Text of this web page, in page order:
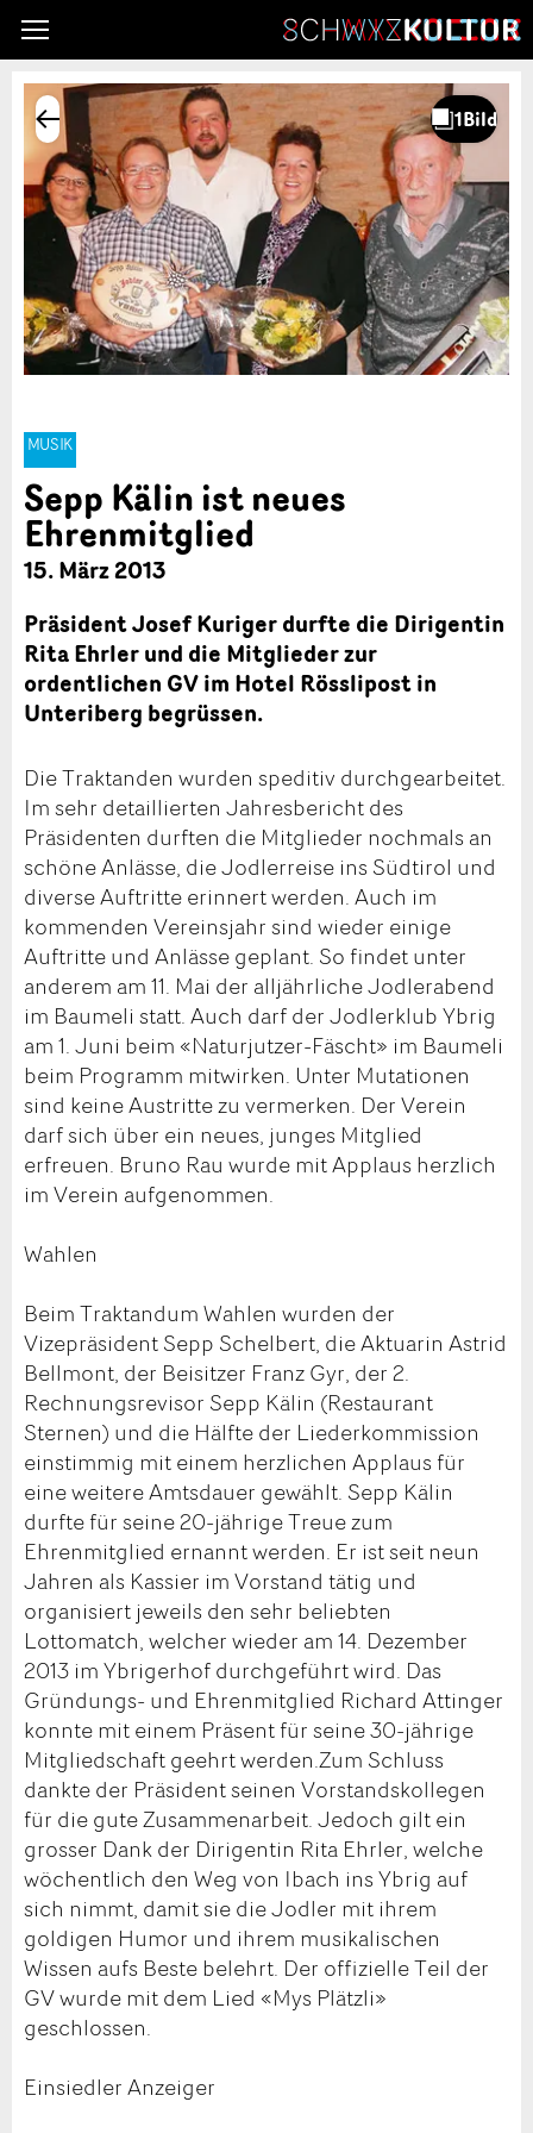
MUSIK
Sepp Kälin ist neues
Ehrenmitglied
15. März 2013
Präsident Josef Kuriger durfte die Dirigentin
Rita Ehrler und die Mitglieder zur
ordentlichen GV im Hotel Rösslipost in
Unteriberg begrüssen.
Die Traktanden wurden speditiv durchgearbeitet.
Im sehr detaillierten Jahresbericht des
Präsidenten durften die Mitglieder nochmals an
schöne Anlässe, die Jodlerreise ins Südtirol und
diverse Auftritte erinnert werden. Auch im
kommenden Vereinsjahr sind wieder einige
Auftritte und Anlässe geplant. So findet unter
anderem am 11. Mai der alljährliche Jodlerabend
im Baumeli statt. Auch darf der Jodlerklub Ybrig
am 1. Juni beim «Naturjutzer-Fäscht» im Baumeli
beim Programm mitwirken. Unter Mutationen
sind keine Austritte zu vermerken. Der Verein
darf sich über ein neues, junges Mitglied
erfreuen. Bruno Rau wurde mit Applaus herzlich
im Verein aufgenommen.
Wahlen
Beim Traktandum Wahlen wurden der
Vizepräsident Sepp Schelbert, die Aktuarin Astrid
Bellmont, der Beisitzer Franz Gyr, der 2.
Rechnungsrevisor Sepp Kälin (Restaurant
Sternen) und die Hälfte der Liederkommission
einstimmig mit einem herzlichen Applaus für
eine weitere Amtsdauer gewählt. Sepp Kälin
durfte für seine 20-jährige Treue zum
Ehrenmitglied ernannt werden. Er ist seit neun
Jahren als Kassier im Vorstand tätig und
organisiert jeweils den sehr beliebten
Lottomatch, welcher wieder am 14. Dezember
2013 im Ybrigerhof durchgeführt wird. Das
Gründungs- und Ehrenmitglied Richard Attinger
konnte mit einem Präsent für seine 30-jährige
Mitgliedschaft geehrt werden.Zum Schluss
dankte der Präsident seinen Vorstandskollegen
für die gute Zusammenarbeit. Jedoch gilt ein
grosser Dank der Dirigentin Rita Ehrler, welche
wöchentlich den Weg von Ibach ins Ybrig auf
sich nimmt, damit sie die Jodler mit ihrem
goldigen Humor und ihrem musikalischen
Wissen aufs Beste belehrt. Der offizielle Teil der
GV wurde mit dem Lied «Mys Plätzli»
geschlossen.
Einsiedler Anzeiger